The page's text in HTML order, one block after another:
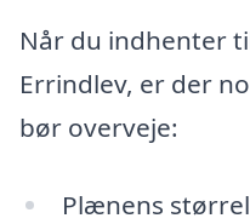
Når du indhenter
Errindlev, er der
bør overveje:
Plænens